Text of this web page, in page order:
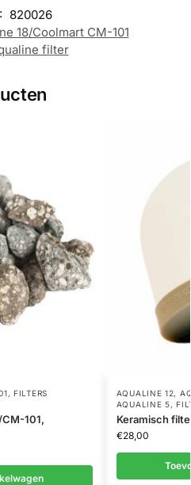
820026
18/Coolmart CM-101
filter
,FILTERS
101,
AQUALINE 12,
AQUALINE 5,
Keramisch
€28,00